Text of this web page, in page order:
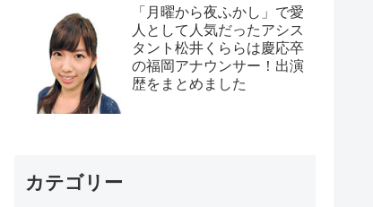
「月曜から夜ふかし」で愛
人として人気だったアシス
タント松井くららは慶応卒
の福岡アナウンサー！出演
歴をまとめました
カテゴリー